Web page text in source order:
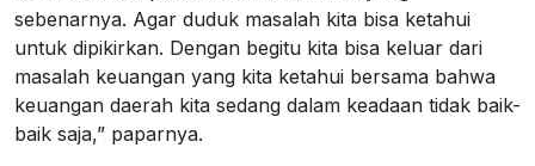
sebenarnya. Agar duduk masalah kita bisa ketahui
untuk dipikirkan. Dengan begitu kita bisa keluar dari
masalah keuangan yang kita ketahui bersama bahwa
keuangan daerah kita sedang dalam keadaan tidak baik-
baik saja,” paparnya.